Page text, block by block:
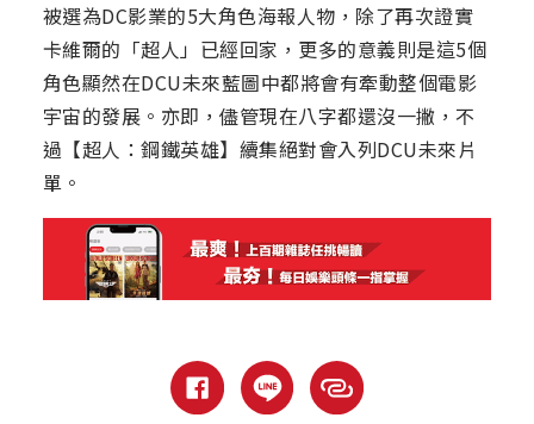
被選為DC影業的5大角色海報人物，除了再次證實
卡維爾的「超人」已經回家，更多的意義則是這5個
角色顯然在DCU未來藍圖中都將會有牽動整個電影
宇宙的發展。亦即，儘管現在八字都還沒一撇，不
過【超人：鋼鐵英雄】續集絕對會入列DCU未來片
單。